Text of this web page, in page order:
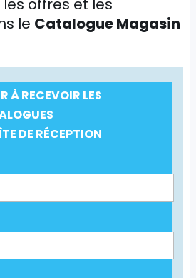
offres et les
le Catalogue Magasin
À RECEVOIR LES
DE RÉCEPTION